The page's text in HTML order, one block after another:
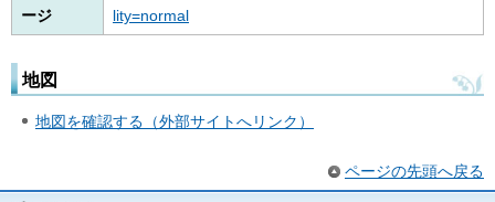
ージ
lity=normal
地図
地図を確認する（外部サイトへリンク）
ページの先頭へ戻る